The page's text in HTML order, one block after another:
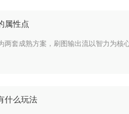
属性点
两套成熟方案，刷图输出流以智力为
什么玩法